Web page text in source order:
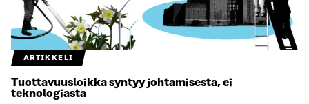
ARTIKKELI
Tuottavuusloikka syntyy johtamisesta, ei
teknologiasta